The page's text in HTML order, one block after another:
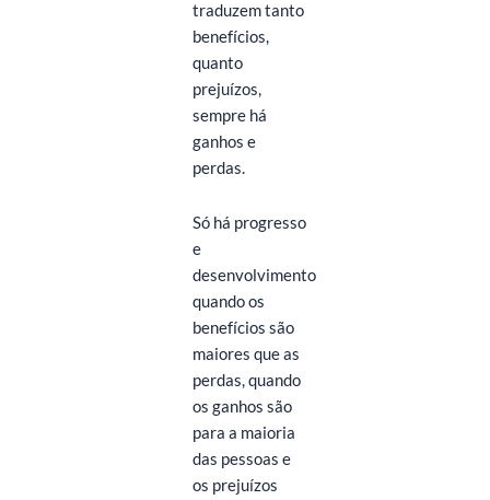
traduzem tanto
benefícios,
quanto
prejuízos,
sempre há
ganhos e
perdas.
Só há progresso
e
desenvolvimento
quando os
benefícios são
maiores que as
perdas, quando
os ganhos são
para a maioria
das pessoas e
os prejuízos